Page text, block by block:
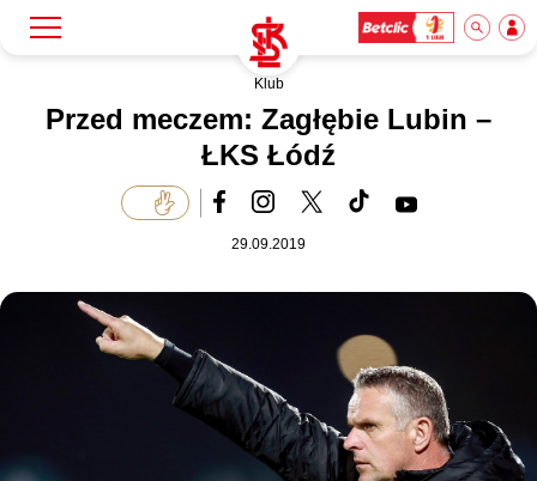
Klub
Akademia
Klub
Przed meczem: Zagłębie Lubin –
ŁKS Łódź
29.09.2019